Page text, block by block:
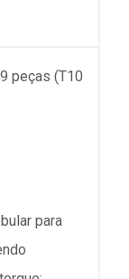
peças (T10
para